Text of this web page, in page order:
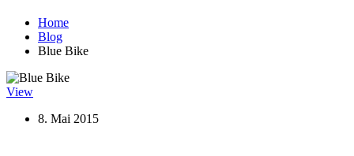
Home
Blog
Blue Bike
View
8. Mai 2015